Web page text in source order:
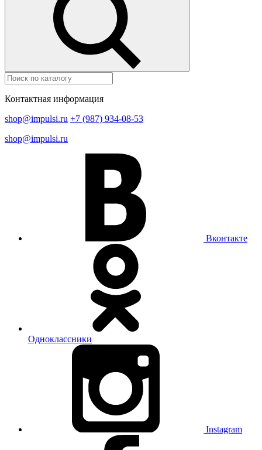
Контактная информация
shop@impulsi.ru +7 (987) 934-08-53
shop@impulsi.ru
Вконтакте
Одноклассники
Instagram